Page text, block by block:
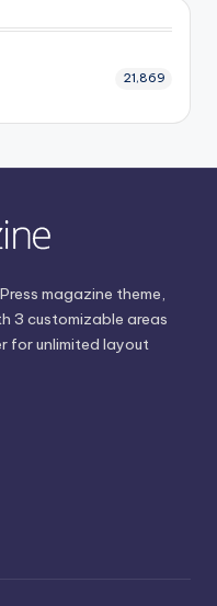
21,869
magazine theme,
3 customizable areas
for unlimited layout